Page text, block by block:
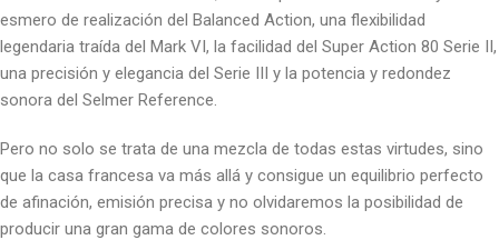
esmero de realización del Balanced Action, una flexibilidad
legendaria traída del Mark VI, la facilidad del Super Action 80 Serie II,
una precisión y elegancia del Serie III y la potencia y redondez
sonora del Selmer Reference.
Pero no solo se trata de una mezcla de todas estas virtudes, sino
que la casa francesa va más allá y consigue un equilibrio perfecto
de afinación, emisión precisa y no olvidaremos la posibilidad de
producir una gran gama de colores sonoros.